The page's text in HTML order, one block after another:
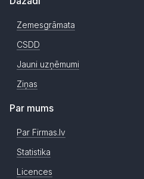
Zemesgrāmata
CSDD
Jauni uzņēmumi
Ziņas
Par mums
Par Firmas.lv
Statistika
Licences